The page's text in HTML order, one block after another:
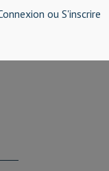
ou S'inscrire